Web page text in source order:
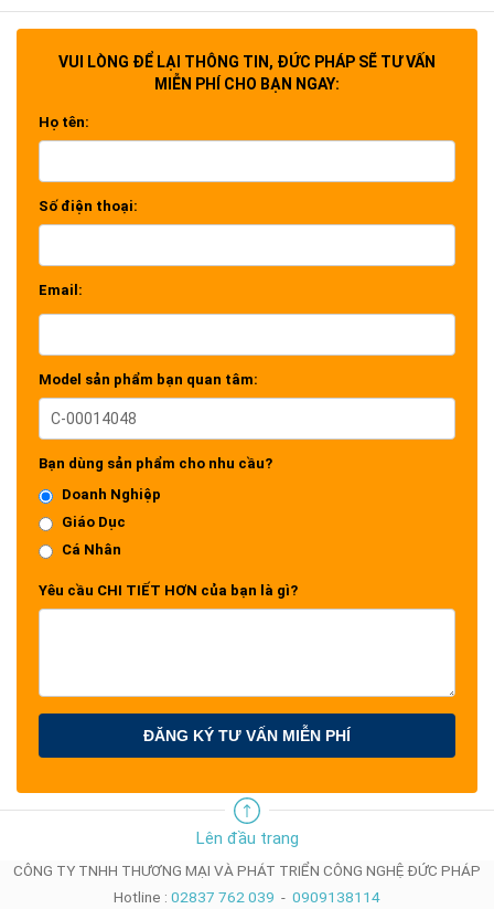
VUI LÒNG ĐỂ LẠI THÔNG TIN, ĐỨC PHÁP SẼ TƯ VẤN
MIỄN PHÍ CHO BẠN NGAY:
Họ tên:
Số điện thoại:
Email:
Model sản phẩm bạn quan tâm:
Bạn dùng sản phẩm cho nhu cầu?
Doanh Nghiệp
Giáo Dục
Cá Nhân
Yêu cầu CHI TIẾT HƠN của bạn là gì?
ĐĂNG KÝ TƯ VẤN MIỄN PHÍ
Lên đầu trang
CÔNG TY TNHH THƯƠNG MẠI VÀ PHÁT TRIỂN CÔNG NGHỆ ĐỨC PHÁP
Hotline : 02837 762 039 - 0909138114